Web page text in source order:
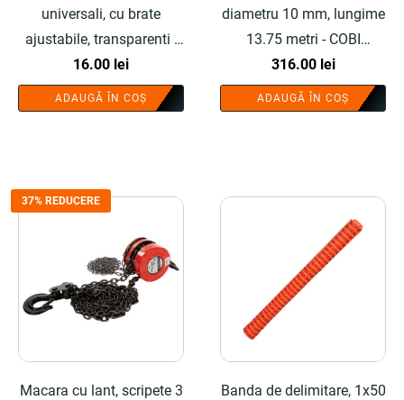
universali, cu brate
ajustabile, transparenti -
COBI SMART®
16.00 lei
ADAUGĂ ÎN COȘ
diametru 10 mm, lungime
13.75 metri - COBI
SMART®
316.00 lei
ADAUGĂ ÎN COȘ
37% REDUCERE
Macara cu lant, scripete 3
Banda de delimitare, 1x50